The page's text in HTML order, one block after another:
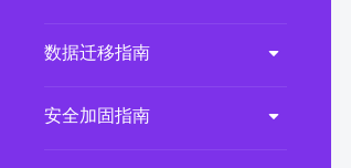
数据迁移指南
安全加固指南